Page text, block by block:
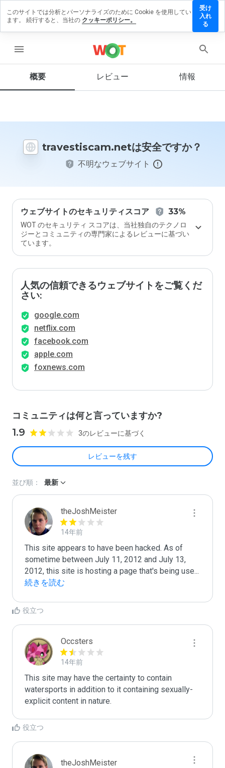
menu
概要 レビュー 情報
travestiscam.netは安全ですか？
不明なウェブサイト
ウェブサイトのセキュリティスコア 33%
WOT のセキュリティ スコアは、当社独自のテクノロ
ジーとコミュニティの専門家によるレビューに基づい
ています。
人気の信頼できるウェブサイトをご覧くだ
さい:
google.com
netflix.com
facebook.com
apple.com
foxnews.com
コミュニティは何と言っていますか?
1.9 3のレビューに基づく
レビューを残す
ューを残
この
イト
から
価し
ます
か？
並び順： 最新
theJoshMeister
14年前
This site appears to have been hacked. As of
sometime between July 11, 2012 and July 13,
2012, this site is hosting a page that's being use...
続きを読む
役立つ
Occsters
14年前
This site may have the certainty to contain
watersports in addition to it containing sexually-
explicit content in nature.
役立つ
theJoshMeister
このサイトでは分析とパーソナライズのために Cookie を使用してい
ます。 続行すると、当社の クッキーポリシー。
受け
入れ
る